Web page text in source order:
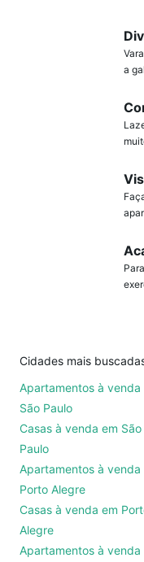
a
Cidades mais
Apartamentos à venda
São Paulo
Casas à venda em São
Paulo
Apartamentos à venda
Porto Alegre
Casas à venda em
Alegre
Apartamentos à venda